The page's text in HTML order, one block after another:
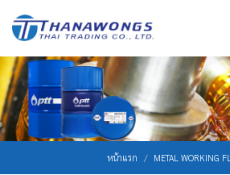
หน้าแรก METAL WORKING